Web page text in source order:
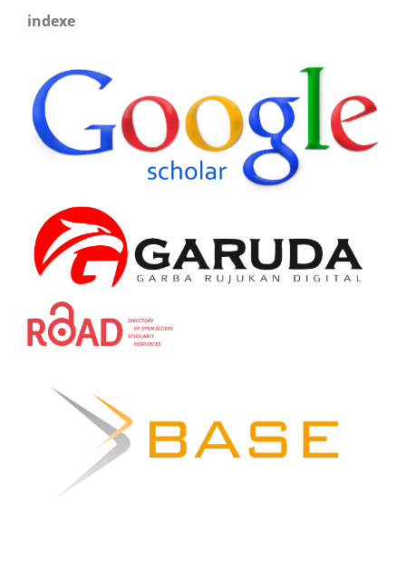
indexe